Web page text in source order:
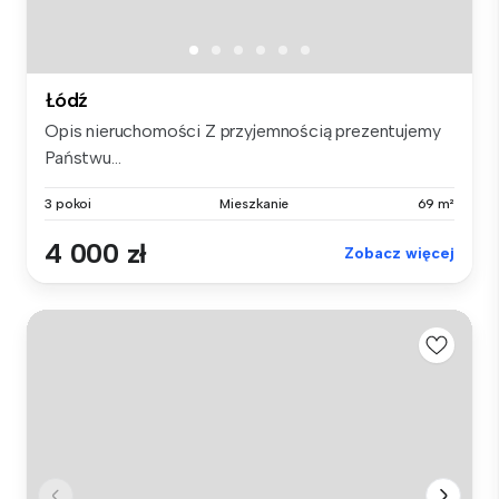
Łódź
Opis nieruchomości Z przyjemnością prezentujemy
Państwu...
3 pokoi Mieszkanie 69 m²
4 000 zł Zobacz więcej